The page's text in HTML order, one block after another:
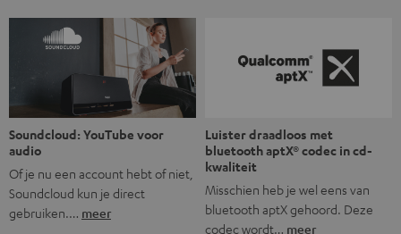
Soundcloud: YouTube voor
audio
Of je nu een account hebt of niet,
Soundcloud kun je direct
gebruiken.… meer
Luister draadloos met
bluetooth aptX® codec in cd-
kwaliteit
Misschien heb je wel eens van
bluetooth aptX gehoord. Deze
codec wordt… meer